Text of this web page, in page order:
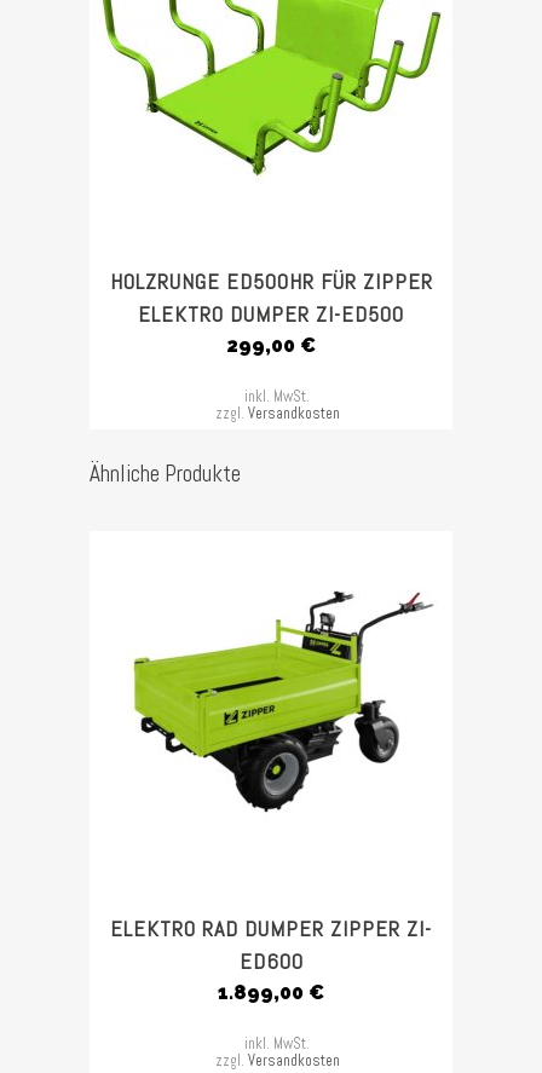
HOLZRUNGE ED500HR FÜR ZIPPER
ELEKTRO DUMPER ZI-ED500
299,00 €
inkl. MwSt.
zzgl. Versandkosten
Ähnliche Produkte
ELEKTRO RAD DUMPER ZIPPER ZI-
ED600
1.899,00 €
inkl. MwSt.
zzgl. Versandkosten